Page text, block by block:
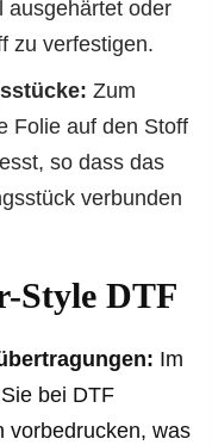
ausgehärtet oder
zu verfestigen.
Zum
Folie auf den Stoff
so dass das
verbunden
Style DTF
Im
bei DTF
vorbedrucken, was